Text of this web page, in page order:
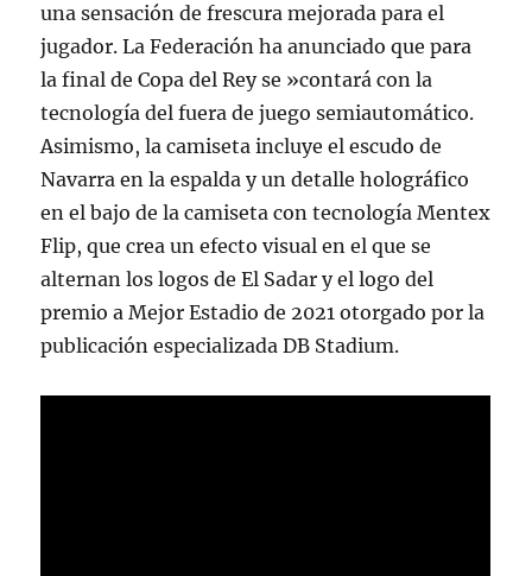
una sensación de frescura mejorada para el
jugador. La Federación ha anunciado que para
la final de Copa del Rey se »contará con la
tecnología del fuera de juego semiautomático.
Asimismo, la camiseta incluye el escudo de
Navarra en la espalda y un detalle holográfico
en el bajo de la camiseta con tecnología Mentex
Flip, que crea un efecto visual en el que se
alternan los logos de El Sadar y el logo del
premio a Mejor Estadio de 2021 otorgado por la
publicación especializada DB Stadium.